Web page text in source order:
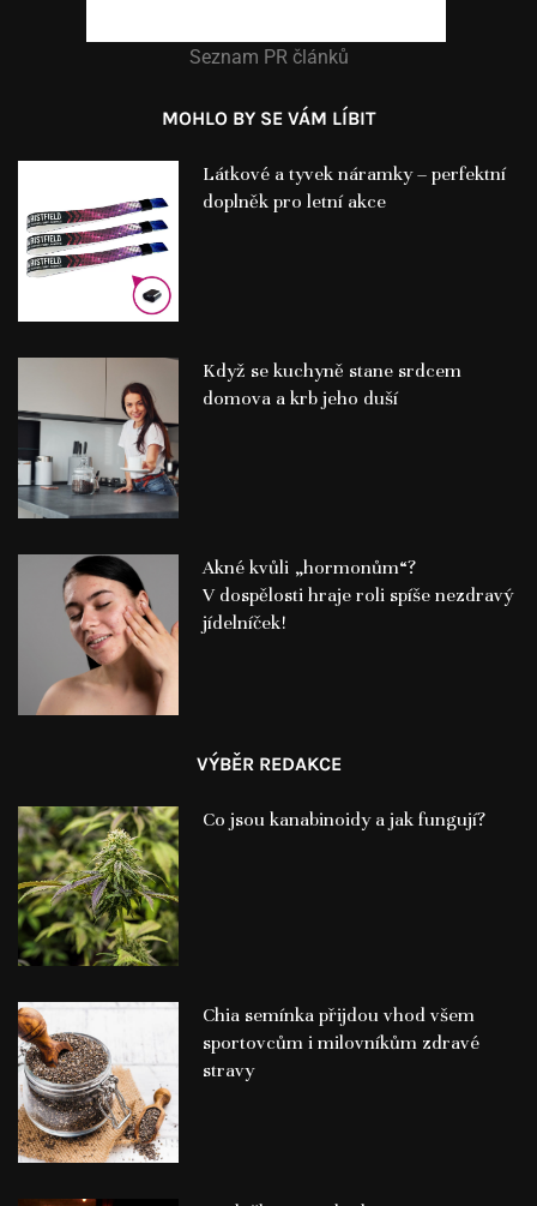
Seznam PR článků
MOHLO BY SE VÁM LÍBIT
Látkové a tyvek náramky – perfektní
doplněk pro letní akce
Když se kuchyně stane srdcem
domova a krb jeho duší
Akné kvůli „hormonům“?
V dospělosti hraje roli spíše nezdravý
jídelníček!
VÝBĚR REDAKCE
Co jsou kanabinoidy a jak fungují?
Chia semínka přijdou vhod všem
sportovcům i milovníkům zdravé
stravy